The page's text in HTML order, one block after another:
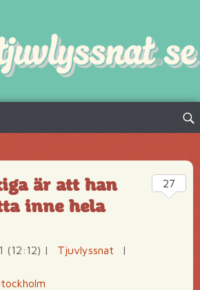
Sök
är att han
inne hela
(12:12) | Tjuvlyssnat
|
27